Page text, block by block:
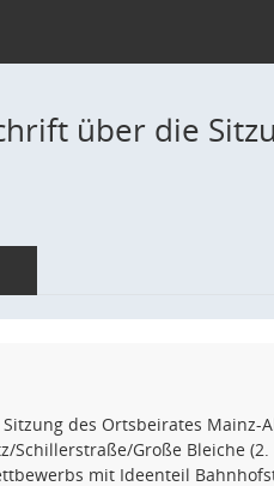
über die
des Ortsbeirates Mainz-
Große Bleiche (2.
mit Ideenteil